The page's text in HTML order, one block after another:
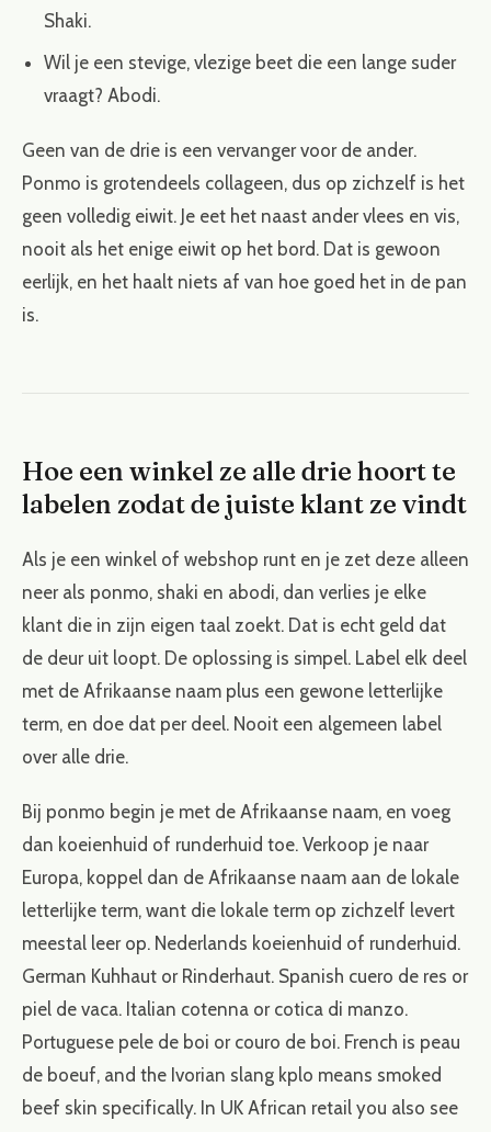
Shaki.
Wil je een stevige, vlezige beet die een lange suder
vraagt? Abodi.
Geen van de drie is een vervanger voor de ander.
Ponmo is grotendeels collageen, dus op zichzelf is het
geen volledig eiwit. Je eet het naast ander vlees en vis,
nooit als het enige eiwit op het bord. Dat is gewoon
eerlijk, en het haalt niets af van hoe goed het in de pan
is.
Hoe een winkel ze alle drie hoort te
labelen zodat de juiste klant ze vindt
Als je een winkel of webshop runt en je zet deze alleen
neer als ponmo, shaki en abodi, dan verlies je elke
klant die in zijn eigen taal zoekt. Dat is echt geld dat
de deur uit loopt. De oplossing is simpel. Label elk deel
met de Afrikaanse naam plus een gewone letterlijke
term, en doe dat per deel. Nooit een algemeen label
over alle drie.
Bij ponmo begin je met de Afrikaanse naam, en voeg
dan koeienhuid of runderhuid toe. Verkoop je naar
Europa, koppel dan de Afrikaanse naam aan de lokale
letterlijke term, want die lokale term op zichzelf levert
meestal leer op. Nederlands koeienhuid of runderhuid.
German Kuhhaut or Rinderhaut. Spanish cuero de res or
piel de vaca. Italian cotenna or cotica di manzo.
Portuguese pele de boi or couro de boi. French is peau
de boeuf, and the Ivorian slang kplo means smoked
beef skin specifically. In UK African retail you also see